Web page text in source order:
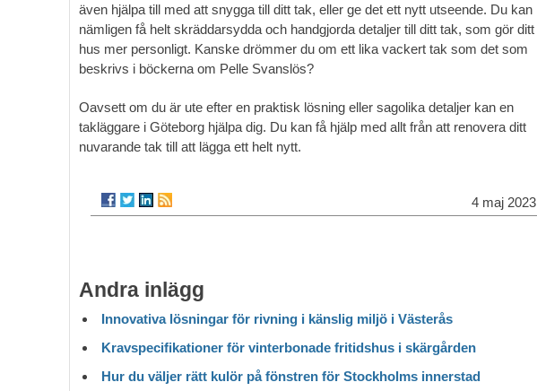
även hjälpa till med att snygga till ditt tak, eller ge det ett nytt utseende. Du kan
nämligen få helt skräddarsydda och handgjorda detaljer till ditt tak, som gör ditt
hus mer personligt. Kanske drömmer du om ett lika vackert tak som det som
beskrivs i böckerna om Pelle Svanslös?
Oavsett om du är ute efter en praktisk lösning eller sagolika detaljer kan en
takläggare i Göteborg hjälpa dig. Du kan få hjälp med allt från att renovera ditt
nuvarande tak till att lägga ett helt nytt.
4 maj 2023
Andra inlägg
Innovativa lösningar för rivning i känslig miljö i Västerås
Kravspecifikationer för vinterbonade fritidshus i skärgården
Hur du väljer rätt kulör på fönstren för Stockholms innerstad